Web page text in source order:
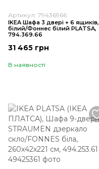
Артикул: 79436966
IKEA Шафа 3 двері + 6 ящиків,
білий/Фоннес білий PLATSA,
794.369.66
31 465 грн
В наявності